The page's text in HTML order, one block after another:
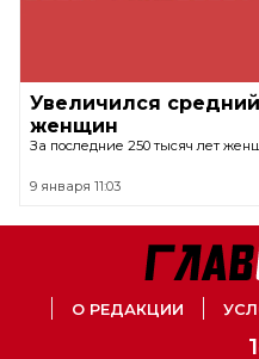
Увеличился
женщин
За последние 250 тысяч лет
9 января 11:03
О РЕДАКЦИИ